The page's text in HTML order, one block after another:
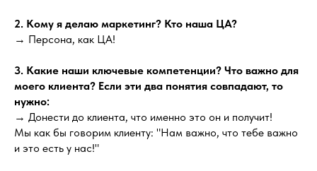
2. Кому я делаю маркетинг? Кто наша ЦА?
→ Персона, как ЦА!
3. Какие наши ключевые компетенции? Что важно для
моего клиента? Если эти два понятия совпадают, то
нужно:
→ Донести до клиента, что именно это он и получит!
Мы как бы говорим клиенту: "Нам важно, что тебе важно
и это есть у нас!"